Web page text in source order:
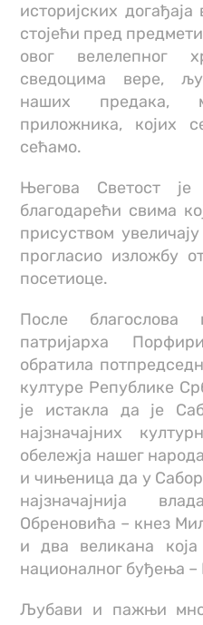
историјских
стојећи пред
овог велелепног
сведоцима вере,
наших предака,
приложника, којих
сећамо.
Његова Светост
благодарећи свима
присуством
прогласио изложбу
посетиоце.
После
патријарха
обратила
културе Републике
је истакла да је
најзначајних
обележја нашег
и чињеница да у
најзначајнија
Обреновића – кнез
и два великана која
националног буђења –
Љубави и пажњи